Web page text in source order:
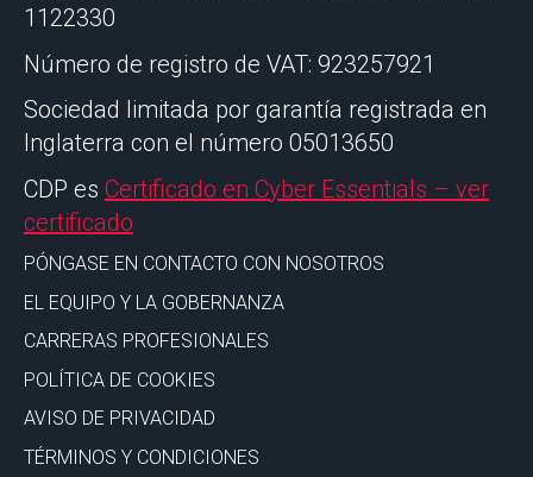
1122330
Número de registro de VAT: 923257921
Sociedad limitada por garantía registrada en
Inglaterra con el número 05013650
CDP es Certificado en Cyber Essentials – ver
certificado
PÓNGASE EN CONTACTO CON NOSOTROS
EL EQUIPO Y LA GOBERNANZA
CARRERAS PROFESIONALES
POLÍTICA DE COOKIES
AVISO DE PRIVACIDAD
TÉRMINOS Y CONDICIONES